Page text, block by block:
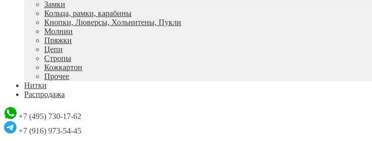
Замки
Кольца, рамки, карабины
Кнопки, Люверсы, Хольнитены, Пукли
Молнии
Пряжки
Цепи
Стропы
Кожкартон
Прочее
Нитки
Распродажа
+7 (495) 730-17-62
+7 (916) 973-54-45